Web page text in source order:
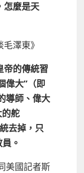
怎麼是天
澤東》
帝的傳統習
偉大”（即
導師、偉大
舵
去掉，只
。
美國記者斯